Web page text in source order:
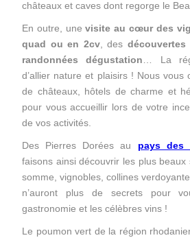
châteaux et caves dont regorge le
En outre, unevisite au cœur des
quad ou en 2cv, des
randonnées dégustation … La
d’allier nature et plaisirs ! Nous vous
de châteaux, hôtels de charme et
pour vous accueillir lors de votre
de vos activités.
Des Pierres Dorées au pays des
faisons ainsi découvrir les plus
somme, vignobles, collines
n’auront plus de secrets pour
gastronomie et les célèbres vins !
Le poumon vert de la région